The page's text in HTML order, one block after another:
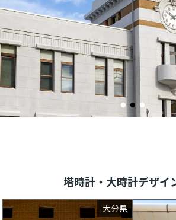
塔時計・大時計デザイ
大分県